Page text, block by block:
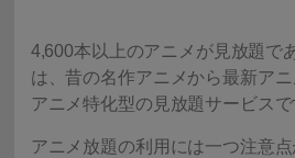
4,600本以上のアニメが見放題で
は、昔の名作アニメから最新アニ
アニメ特化型の見放題サービスで
アニメ放題の利用には一つ注意